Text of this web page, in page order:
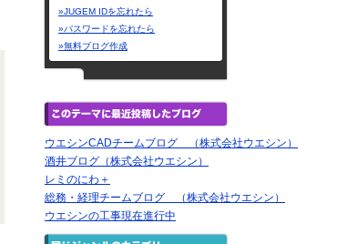
»JUGEM IDを忘れたら
»パスワードを忘れたら
»無料ブログ作成
ウエシンCADチームブログ （株式会社ウエシン）
酒井ブログ（株式会社ウエシン）
レミのにわ＋
総務・経理チームブログ （株式会社ウエシン）
ウエシンの工事現在進行中